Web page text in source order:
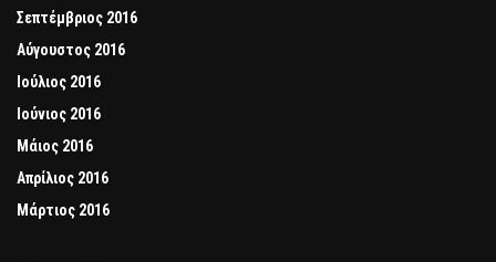
Σεπτέμβριος 2016
Αύγουστος 2016
Ιούλιος 2016
Ιούνιος 2016
Μάιος 2016
Απρίλιος 2016
Μάρτιος 2016